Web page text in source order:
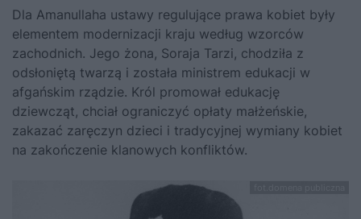
Dla Amanullaha ustawy regulujące prawa kobiet były
elementem modernizacji kraju według wzorców
zachodnich. Jego żona, Soraja Tarzi, chodziła z
odsłoniętą twarzą i została ministrem edukacji w
afgańskim rządzie. Król promował edukację
dziewcząt, chciał ograniczyć opłaty małżeńskie,
zakazać zaręczyn dzieci i tradycyjnej wymiany kobiet
na zakończenie klanowych konfliktów.